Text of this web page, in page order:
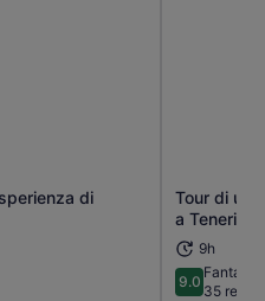
di
in una nuova scheda
Tour di
a Tenerife
9h
9.09.0 su 10
35